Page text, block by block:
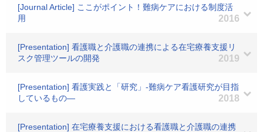
[Journal Article] ここがポイント！難病ケアにおける制度活
用
2016
[Presentation] 看護職と介護職の連携による在宅療養支援リ
スク管理ツールの開発
2019
[Presentation] 看護実践と「研究」-難病ケア看護研究が目指
しているもの―
2018
[Presentation] 在宅療養支援における看護職と介護職の連携